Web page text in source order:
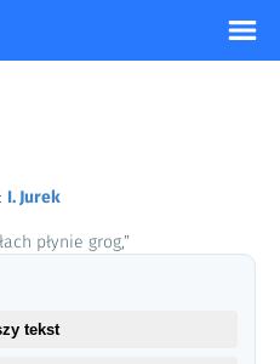
I. Jurek
płynie grog,”
tekst